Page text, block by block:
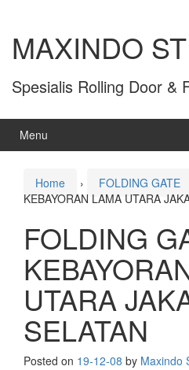
MAXINDO
Spesialis Rolling Door &
Menu
Home › FOLDING GATE
KEBAYORAN LAMA UTARA
FOLDING
UTARA
SELATAN
Posted on 19-12-08 by Maxindo